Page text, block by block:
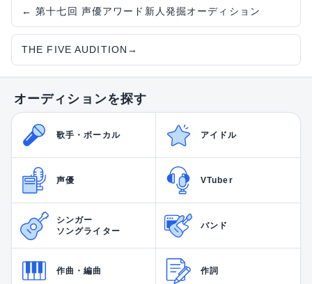
← 第十七回 声優アワード新人発掘オーディション
THE FIVE AUDITION →
オーディションを探す
歌手・ボーカル アイドル
声優 VTuber
シンガー
ソングライター
バンド
作曲・編曲 作詞